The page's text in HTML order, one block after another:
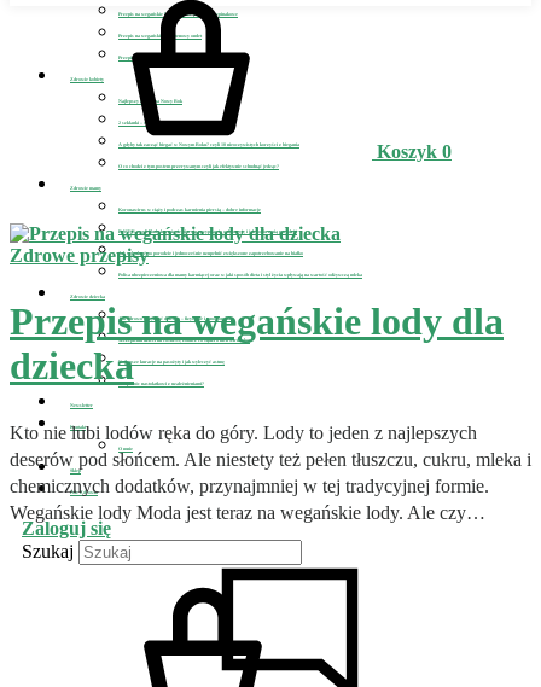
Przepis na wegańskie bezglutenowe placuszki szpinakowe
Przepis na wegański bezglutenowy omlet
Przepis na wegańskie lody dla dziecka
Zdrowie kobiety
Najlepszy detoks na Nowy Rok
2 szklanki – sposób na detoks i odchudzanie
A gdyby tak zacząć biegać w Nowym Roku? czyli 10 nieoczywistych korzyści z biegania
O co chodzi z tym postem przerywanym czyli jak efektywnie schudnąć jedząc?
Zdrowie mamy
Koronawirus w ciąży i podczas karmienia piersią – dobre informacje
D-MER, czyli kiedy karmienie piersią przyprawia o depresję i jak sobie z nią poradzić
Jak schudnąć po porodzie i jednocześnie uzupełnić zwiększone zapotrzebowanie na białko
Polisa ubezpieczeniowa dla mamy karmiącej oraz w jaki sposób dieta i styl życia wpływają na wartość odżywczą mleka
Zdrowie dziecka
Jak zdrowo odżywiać dziecko – fizycznie i emocjonalnie
Szczepienia dzieci na covid-19, zobacz co sądzi o nich wirusolog
Najlepsze kuracje na pasożyty i jak wyleczyć astmę
Jak pomóc nastolatkowi z uzależnieniami?
Newsletter
Kontakt
O mnie
Sklep
Pole Zdrowia
Zaloguj się
Szukaj
Koszyk 0
Zdrowe przepisy
Przepis na wegańskie lody dla
dziecka
Kto nie lubi lodów ręka do góry. Lody to jeden z najlepszych
deserów pod słońcem. Ale niestety też pełen tłuszczu, cukru, mleka i
chemicznych dodatków, przynajmniej w tej tradycyjnej formie.
Wegańskie lody Moda jest teraz na wegańskie lody. Ale czy…